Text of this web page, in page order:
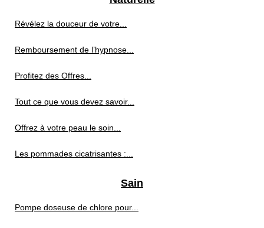
Révélez la douceur de votre...
Remboursement de l’hypnose...
Profitez des Offres...
Tout ce que vous devez savoir...
Offrez à votre peau le soin...
Les pommades cicatrisantes :...
Sain
Pompe doseuse de chlore pour...